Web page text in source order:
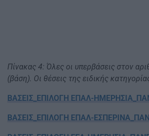
Πίνακας 4: Όλες οι υπερβάσεις στον
(βάση). Οι θέσεις της ειδικής
ΒΑΣΕΙΣ_ΕΠΙΛΟΓΗ ΕΠΑΛ-
ΒΑΣΕΙΣ_ΕΠΙΛΟΓΗ ΕΠΑΛ-